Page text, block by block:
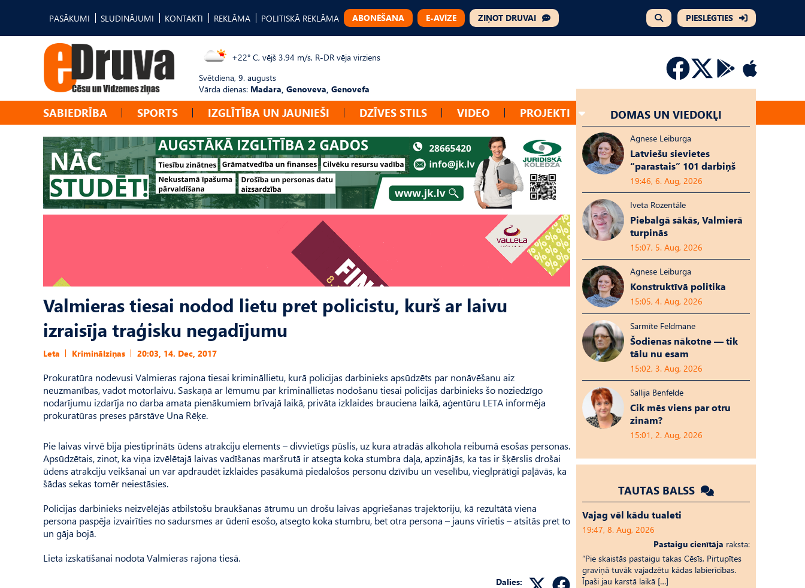
PASĀKUMI SLUDINĀJUMI KONTAKTI REKLĀMA POLITISKĀ REKLĀMA ABONĒŠANA E-AVĪZE ZIŅOT DRUVAI PIESLĒGTIES
+22° C, vējš 3.94 m/s, R-DR vēja virziens
Svētdiena, 9. augusts
Vārda dienas: Madara, Genoveva, Genovefa
SABIEDRĪBA SPORTS IZGLĪTĪBA UN JAUNIEŠI DZĪVES STILS VIDEO PROJEKTI
Valmieras tiesai nodod lietu pret policistu, kurš ar laivu
izraisīja traģisku negadījumu
Leta Kriminālziņas 20:03, 14. Dec, 2017
Prokuratūra nodevusi Valmieras rajona tiesai krimināllietu, kurā policijas darbinieks apsūdzēts par nonāvēšanu aiz
neuzmanības, vadot motorlaivu. Saskaņā ar lēmumu par krimināllietas nodošanu tiesai policijas darbinieks šo noziedzīgo
nodarījumu izdarīja no darba amata pienākumiem brīvajā laikā, privāta izklaides brauciena laikā, aģentūru LETA informēja
prokuratūras preses pārstāve Una Rēķe.
Pie laivas virvē bija piestiprināts ūdens atrakciju elements – divvietīgs pūslis, uz kura atradās alkohola reibumā esošas personas.
Apsūdzētais, zinot, ka viņa izvēlētajā laivas vadīšanas maršrutā ir atsegta koka stumbra daļa, apzinājās, ka tas ir šķērslis drošai
ūdens atrakciju veikšanai un var apdraudēt izklaides pasākumā piedalošos personu dzīvību un veselību, vieglprātīgi paļāvās, ka
šādas sekas tomēr neiestāsies.
Policijas darbinieks neizvēlējās atbilstošu braukšanas ātrumu un drošu laivas apgriešanas trajektoriju, kā rezultātā viena
persona paspēja izvairīties no sadursmes ar ūdenī esošo, atsegto koka stumbru, bet otra persona – jauns vīrietis – atsitās pret to
un gāja bojā.
Lieta izskatīšanai nodota Valmieras rajona tiesā.
Dalies:
DOMAS UN VIEDOKĻI
Agnese Leiburga
Latviešu sievietes
“parastais” 101 darbiņš
19:46, 6. Aug, 2026
Iveta Rozentāle
Piebalgā sākās, Valmierā
turpinās
15:07, 5. Aug, 2026
Agnese Leiburga
Konstruktīvā politika
15:05, 4. Aug, 2026
Sarmīte Feldmane
Šodienas nākotne — tik
tālu nu esam
15:02, 3. Aug, 2026
Sallija Benfelde
Cik mēs viens par otru
zinām?
15:01, 2. Aug, 2026
TAUTAS BALSS
Vajag vēl kādu tualeti
19:47, 8. Aug, 2026
Pastaigu cienītāja raksta:
“Pie skaistās pastaigu takas Cēsīs, Pirtupītes
graviņā tuvāk vajadzētu kādas labierīcības.
Īpaši jau karstā laikā […]